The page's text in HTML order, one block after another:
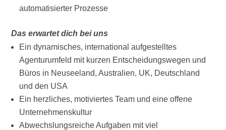
automatisierter Prozesse
Das erwartet dich bei uns
Ein dynamisches, international aufgestelltes
Agenturumfeld mit kurzen Entscheidungswegen und
Büros in Neuseeland, Australien, UK, Deutschland
und den USA
Ein herzliches, motiviertes Team und eine offene
Unternehmenskultur
Abwechslungsreiche Aufgaben mit viel